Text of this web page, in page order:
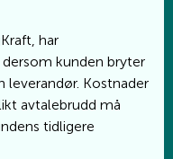
har
kunden bryter
leverandør. Kostnader
avtalebrudd må
tidligere